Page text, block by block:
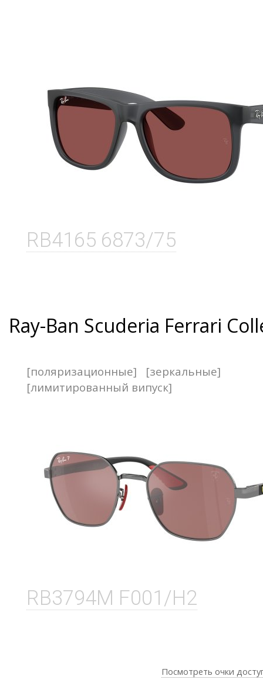
RB4165 6873/75
Ray-Ban Scuderia Ferrari
RB3794M F001/H2
[поляризационные]
[зеркальные]
[лимитированный випуск]
Посмотреть очки